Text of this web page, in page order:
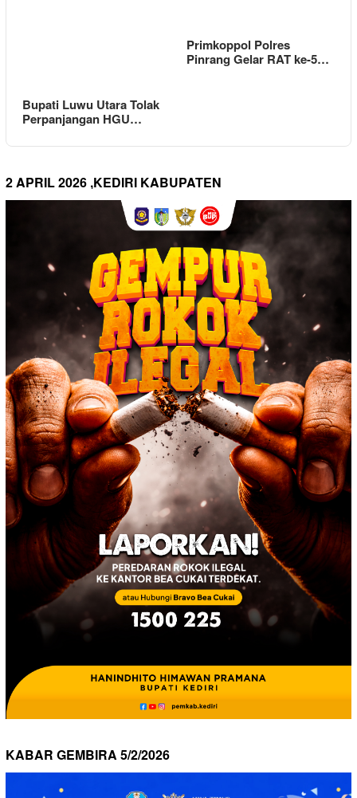
Bupati Luwu Utara Tolak
Perpanjangan HGU…
Primkoppol Polres
Pinrang Gelar RAT ke-5…
2 APRIL 2026 ,KEDIRI KABUPATEN
KABAR GEMBIRA 5/2/2026